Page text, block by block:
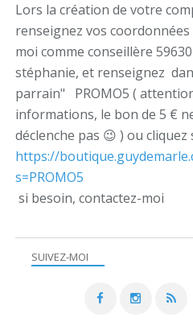
SUIVEZ-MOI
Lors la création de votre
renseignez vos
moi comme conseillère
stéphanie, et renseignez
parrain" PROMO5 (
informations, le bon de 5 €
déclenche pas 😉 ) ou cliquez
https://
s=PROMO5
si besoin, contactez-moi